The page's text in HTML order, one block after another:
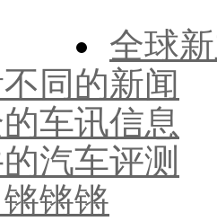
全球
不同的新闻
车讯信息
汽车评测
锵锵